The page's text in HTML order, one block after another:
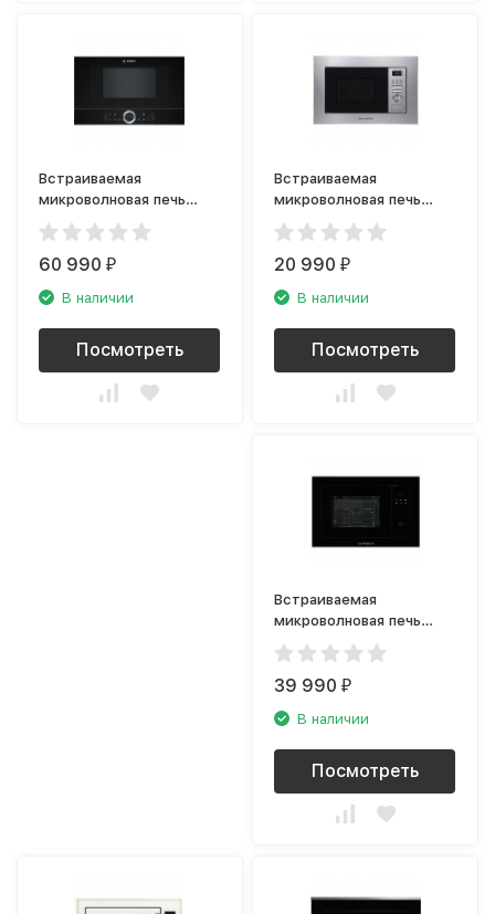
Встраиваемая
микроволновая печь
Bosch BFL 634GB1
60 990₽
В наличии
Посмотреть
Встраиваемая
микроволновая печь
Zigmund Shtain BMO
16.202 S
20 990₽
В наличии
Посмотреть
Встраиваемая
микроволновая печь
Kuppersberg HMW 655 B
39 990₽
В наличии
Посмотреть